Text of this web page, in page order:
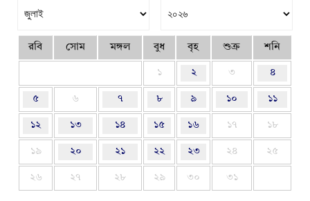
রবি সোম মঙ্গল বুধ বৃহ শুক্র শনি
১ ২ ৩ ৪
৫ ৬ ৭ ৮ ৯ ১০ ১১
১২ ১৩ ১৪ ১৫ ১৬ ১৭ ১৮
১৯ ২০ ২১ ২২ ২৩ ২৪ ২৫
২৬ ২৭ ২৮ ২৯ ৩০ ৩১